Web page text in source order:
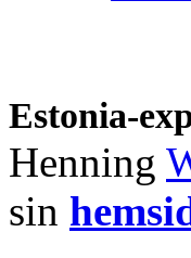
Estonia-
Henning
sin